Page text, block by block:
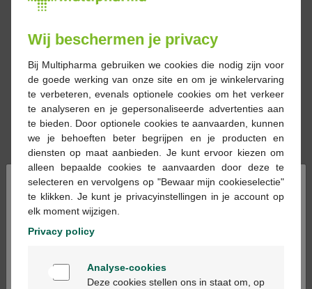
€ 32,93
Biocean isotonic
quinton amp 30x10ml
€ 68,93
Biocean hypertonic
quinton amp 1000ml
€ 76,14
×
Bienvenue
Wij beschermen je privacy
Bij Multipharma gebruiken we cookies die nodig zijn voor
de goede werking van onze site en om je winkelervaring
te verbeteren, evenals optionele cookies om het verkeer
te analyseren en je gepersonaliseerde advertenties aan
te bieden. Door optionele cookies te aanvaarden, kunnen
we je behoeften beter begrijpen en je producten en
diensten op maat aanbieden. Je kunt ervoor kiezen om
alleen bepaalde cookies te aanvaarden door deze te
selecteren en vervolgens op "Bewaar mijn cookieselectie"
te klikken. Je kunt je privacyinstellingen in je account op
elk moment wijzigen.
Privacy policy
Analyse-cookies
Deze cookies stellen ons in staat om, op